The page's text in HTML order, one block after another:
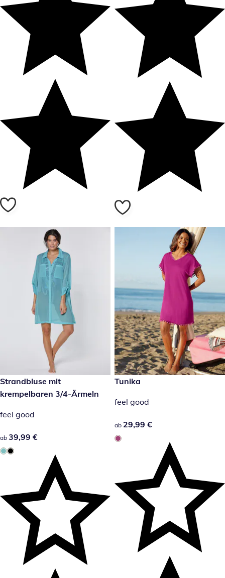
39,99 €
Strandbluse mit
krempelbaren 3/4-Ärmeln
feel good
39,99 €
ab 39,99 €
29,99 €
Tunika
feel good
29,99 €
ab 29,99 €